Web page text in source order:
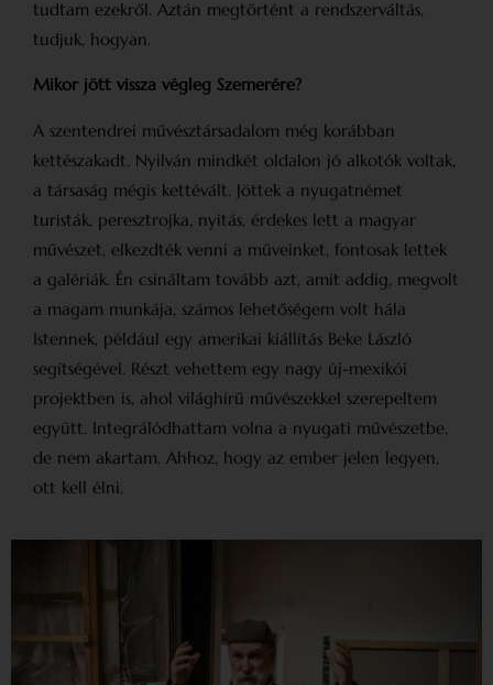
tudtam ezekről. Aztán megtörtént a rendszerváltás,
tudjuk, hogyan.
Mikor jött vissza végleg Szemerére?
A szentendrei művésztársadalom még korábban
kettészakadt. Nyilván mindkét oldalon jó alkotók voltak,
a társaság mégis kettévált. Jöttek a nyugat­német
turisták, peresztrojka, nyitás, érdekes lett a magyar
művészet, elkezdték venni a műveinket, fontosak lettek
a galériák. Én csináltam tovább azt, amit addig, megvolt
a magam munkája, számos lehetőségem volt hála
Istennek, például egy amerikai kiállítás Beke László
segítségével. Részt vehettem egy nagy új-mexikói
projektben is, ahol világhírű művészekkel szerepeltem
együtt. Integrálódhattam volna a nyugati művészetbe,
de nem akartam. Ahhoz, hogy az ember jelen legyen,
ott kell élni.